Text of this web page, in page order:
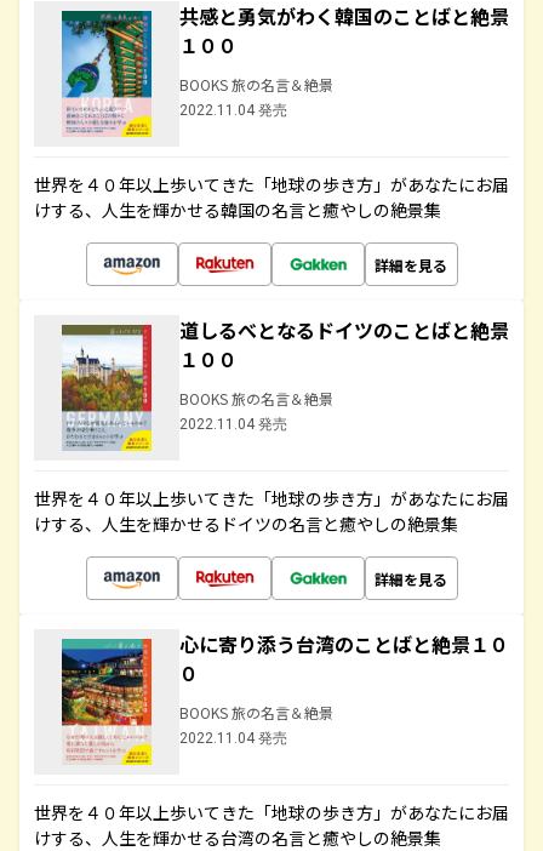
共感と勇気がわく韓国のことばと絶景
１００
BOOKS 旅の名言＆絶景
2022.11.04 発売
世界を４０年以上歩いてきた「地球の歩き方」があなたにお届
けする、人生を輝かせる韓国の名言と癒やしの絶景集
詳細を見る
道しるべとなるドイツのことばと絶景
１００
BOOKS 旅の名言＆絶景
2022.11.04 発売
世界を４０年以上歩いてきた「地球の歩き方」があなたにお届
けする、人生を輝かせるドイツの名言と癒やしの絶景集
詳細を見る
心に寄り添う台湾のことばと絶景１０
０
BOOKS 旅の名言＆絶景
2022.11.04 発売
世界を４０年以上歩いてきた「地球の歩き方」があなたにお届
けする、人生を輝かせる台湾の名言と癒やしの絶景集